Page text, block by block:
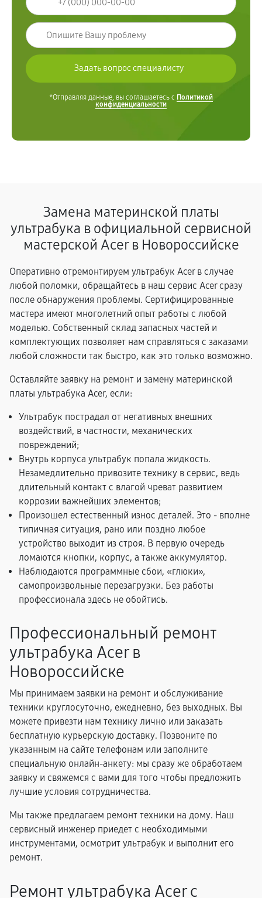
*Отправляя данные, вы соглашаетесь с Политикой
конфиденциальности
Замена материнской платы
ультрабука в официальной сервисной
мастерской Acer в Новороссийске
Оперативно отремонтируем ультрабук Acer в случае
любой поломки, обращайтесь в наш сервис Acer сразу
после обнаружения проблемы. Сертифицированные
мастера имеют многолетний опыт работы с любой
моделью. Собственный склад запасных частей и
комплектующих позволяет нам справляться с заказами
любой сложности так быстро, как это только возможно.
Оставляйте заявку на ремонт и замену материнской
платы ультрабука Acer, если:
Ультрабук пострадал от негативных внешних
воздействий, в частности, механических
повреждений;
Внутрь корпуса ультрабук попала жидкость.
Незамедлительно привозите технику в сервис, ведь
длительный контакт с влагой чреват развитием
коррозии важнейших элементов;
Произошел естественный износ деталей. Это - вполне
типичная ситуация, рано или поздно любое
устройство выходит из строя. В первую очередь
ломаются кнопки, корпус, а также аккумулятор.
Наблюдаются программные сбои, «глюки»,
самопроизвольные перезагрузки. Без работы
профессионала здесь не обойтись.
Профессиональный ремонт
ультрабука Acer в
Новороссийске
Мы принимаем заявки на ремонт и обслуживание
техники круглосуточно, ежедневно, без выходных. Вы
можете привезти нам технику лично или заказать
бесплатную курьерскую доставку. Позвоните по
указанным на сайте телефонам или заполните
специальную онлайн-анкету: мы сразу же обработаем
заявку и свяжемся с вами для того чтобы предложить
лучшие условия сотрудничества.
Мы также предлагаем ремонт техники на дому. Наш
сервисный инженер приедет с необходимыми
инструментами, осмотрит ультрабук и выполнит его
ремонт.
Ремонт ультрабука Acer с